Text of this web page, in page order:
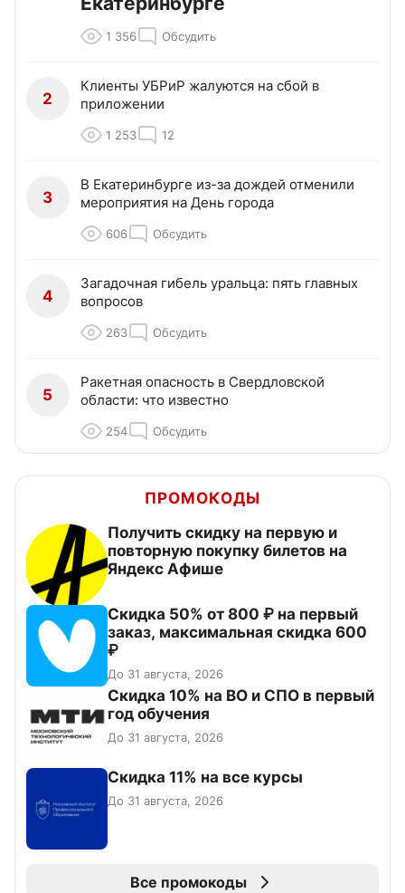
1 356 Обсудить
2
Клиенты УБРиР жалуются на сбой в
приложении
1 253 12
3
В Екатеринбурге из-за дождей отменили
мероприятия на День города
606 Обсудить
4
Загадочная гибель уральца: пять главных
вопросов
263 Обсудить
5
Ракетная опасность в Свердловской
области: что известно
254 Обсудить
ПРОМОКОДЫ
Получить скидку на первую и
повторную покупку билетов на
Яндекс Афише
Скидка 50% от 800 ₽ на первый
заказ, максимальная скидка 600
₽
До 31 августа, 2026
Скидка 10% на ВО и СПО в первый
год обучения
До 31 августа, 2026
Скидка 11% на все курсы
До 31 августа, 2026
Все промокоды